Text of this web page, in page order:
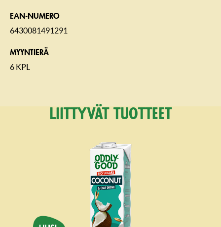
EAN-NUMERO
6430081491291
MYYNTIERÄ
6 KPL
Liittyvät tuotteet